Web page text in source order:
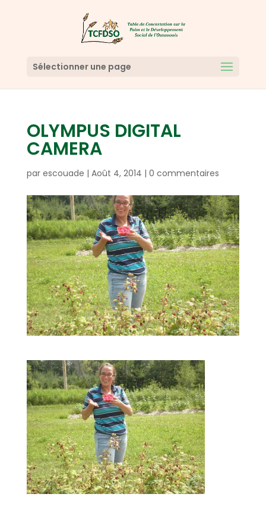
Sélectionner une page
OLYMPUS DIGITAL
CAMERA
par escouade | Août 4, 2014 | 0 commentaires